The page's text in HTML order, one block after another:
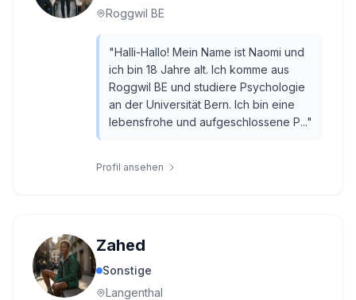
Roggwil BE
"Halli-Hallo! Mein Name ist Naomi und
ich bin 18 Jahre alt. Ich komme aus
Roggwil BE und studiere Psychologie
an der Universität Bern. Ich bin eine
lebensfrohe und aufgeschlossene P..."
Profil ansehen
Zahed
Sonstige
Langenthal